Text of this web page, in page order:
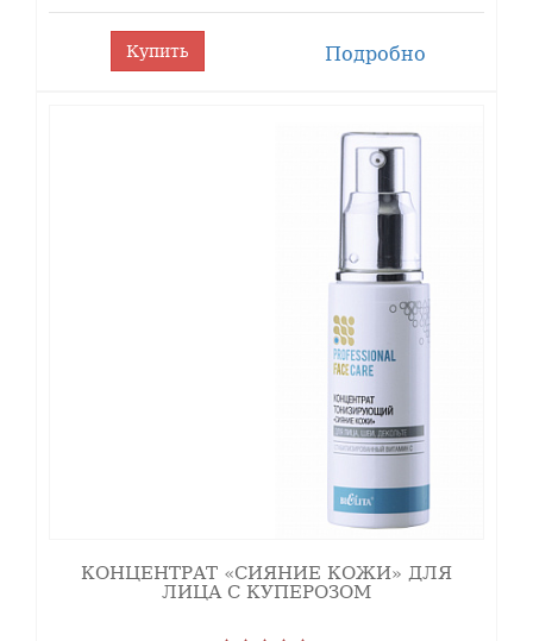
Купить Подробно
КОНЦЕНТРАТ «СИЯНИЕ КОЖИ» ДЛЯ
ЛИЦА С КУПЕРОЗОМ